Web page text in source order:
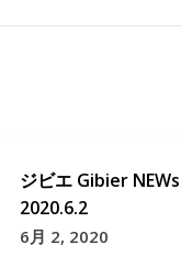
ジビエ Gibier NEWs
2020.6.2
6月 2, 2020